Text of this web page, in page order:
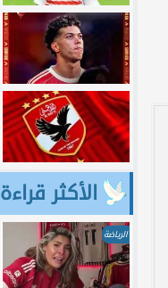
الأكثر قراءة
الرياضة